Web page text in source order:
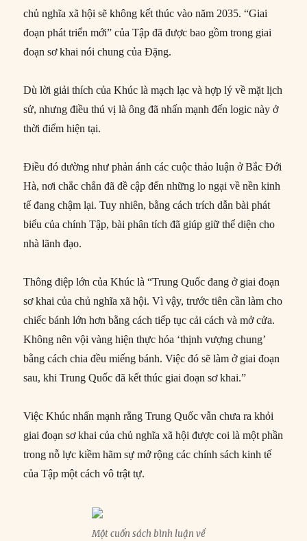
chủ nghĩa xã hội sẽ không kết thúc vào năm 2035. “Giai
đoạn phát triển mới” của Tập đã được bao gồm trong giai
đoạn sơ khai nói chung của Đặng.
Dù lời giải thích của Khúc là mạch lạc và hợp lý về mặt lịch
sử, nhưng điều thú vị là ông đã nhấn mạnh đến logic này ở
thời điểm hiện tại.
Điều đó dường như phản ánh các cuộc thảo luận ở Bắc Đới
Hà, nơi chắc chắn đã đề cập đến những lo ngại về nền kinh
tế đang chậm lại. Tuy nhiên, bằng cách trích dẫn bài phát
biểu của chính Tập, bài phân tích đã giúp giữ thể diện cho
nhà lãnh đạo.
Thông điệp lớn của Khúc là “Trung Quốc đang ở giai đoạn
sơ khai của chủ nghĩa xã hội. Vì vậy, trước tiên cần làm cho
chiếc bánh lớn hơn bằng cách tiếp tục cải cách và mở cửa.
Không nên vội vàng hiện thực hóa ‘thịnh vượng chung’
bằng cách chia đều miếng bánh. Việc đó sẽ làm ở giai đoạn
sau, khi Trung Quốc đã kết thúc giai đoạn sơ khai.”
Việc Khúc nhấn mạnh rằng Trung Quốc vẫn chưa ra khỏi
giai đoạn sơ khai của chủ nghĩa xã hội được coi là một phần
trong nỗ lực kiềm hãm sự mở rộng các chính sách kinh tế
của Tập một cách vô trật tự.
Một cuốn sách bình luận về